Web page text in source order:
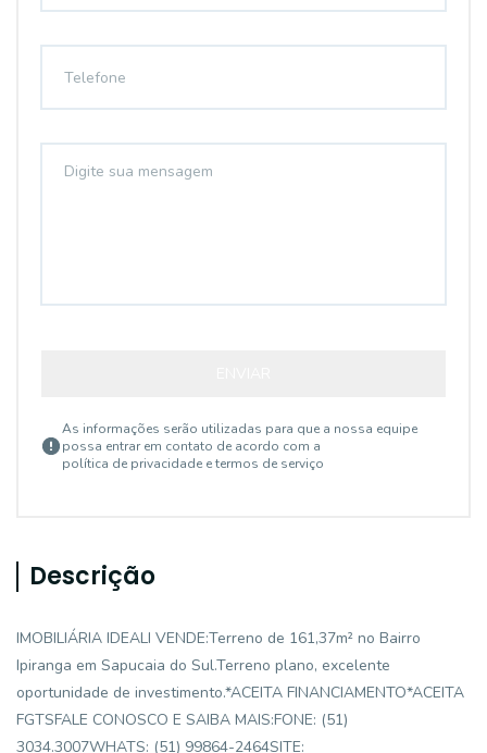
As informações serão utilizadas para que a nossa equipe
possa entrar em contato de acordo com a
política de privacidade e termos de serviço
Descrição
IMOBILIÁRIA IDEALI VENDE:Terreno de 161,37m² no Bairro
Ipiranga em Sapucaia do Sul.Terreno plano, excelente
oportunidade de investimento.*ACEITA FINANCIAMENTO*ACEITA
FGTSFALE CONOSCO E SAIBA MAIS:FONE: (51)
3034.3007WHATS: (51) 99864-2464SITE: